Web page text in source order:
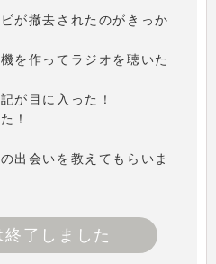
が撤去されたのがきっか
を作ってラジオを聴いた
が目に入った！
！
出会いを教えてもらいま
了しました